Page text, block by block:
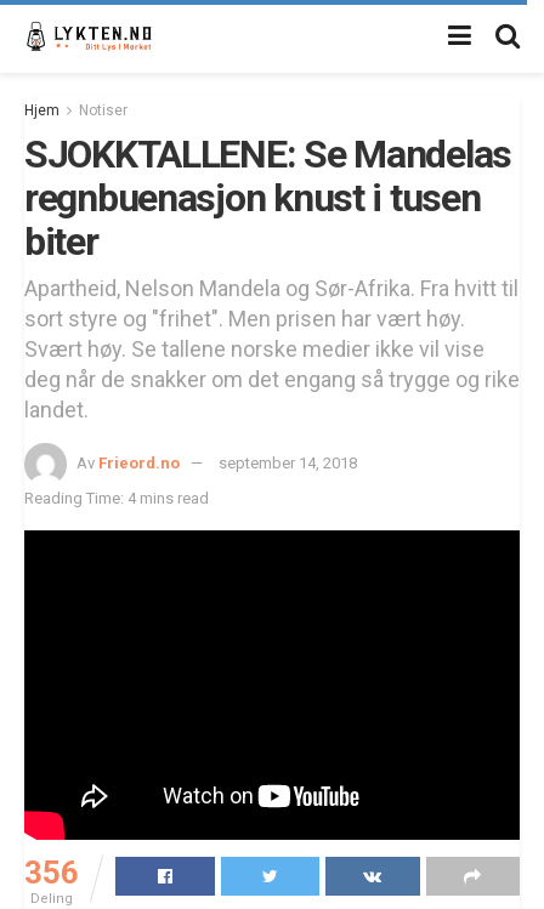
Hjem Notiser
SJOKKTALLENE: Se Mandelas
regnbuenasjon knust i tusen
biter
Apartheid, Nelson Mandela og Sør-Afrika. Fra hvitt til
sort styre og "frihet". Men prisen har vært høy.
Svært høy. Se tallene norske medier ikke vil vise
deg når de snakker om det engang så trygge og rike
landet.
Av Frieord.no
september 14, 2018
Reading Time: 4 mins read
356
Deling